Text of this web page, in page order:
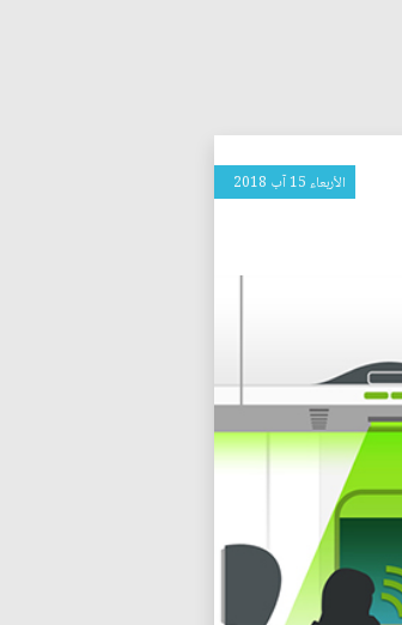
الأربعاء 15 آب 2018